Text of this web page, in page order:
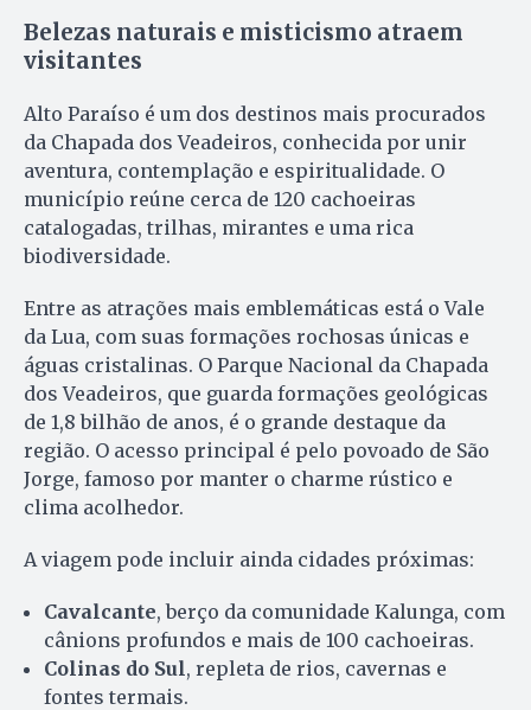
Belezas naturais e misticismo atraem
visitantes
Alto Paraíso é um dos destinos mais procurados
da Chapada dos Veadeiros, conhecida por unir
aventura, contemplação e espiritualidade. O
município reúne cerca de 120 cachoeiras
catalogadas, trilhas, mirantes e uma rica
biodiversidade.
Entre as atrações mais emblemáticas está o Vale
da Lua, com suas formações rochosas únicas e
águas cristalinas. O Parque Nacional da Chapada
dos Veadeiros, que guarda formações geológicas
de 1,8 bilhão de anos, é o grande destaque da
região. O acesso principal é pelo povoado de São
Jorge, famoso por manter o charme rústico e
clima acolhedor.
A viagem pode incluir ainda cidades próximas:
Cavalcante, berço da comunidade Kalunga, com
cânions profundos e mais de 100 cachoeiras.
Colinas do Sul, repleta de rios, cavernas e
fontes termais.